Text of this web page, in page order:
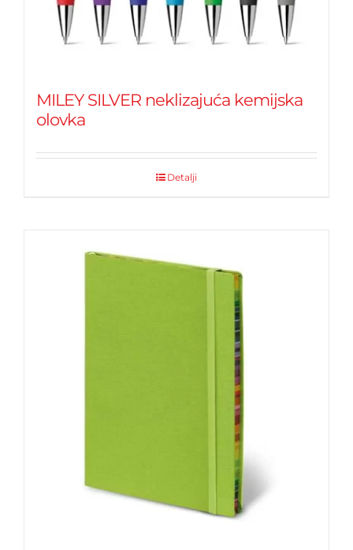
MILEY SILVER neklizajuća kemijska
olovka
Detalji